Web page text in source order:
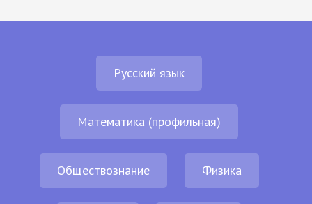
Русский язык
Математика (профильная)
Обществознание Физика